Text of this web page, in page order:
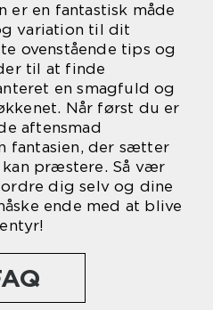
er en fantastisk måde
variation til dit
ovenstående tips og
til at finde
en smagfuld og
Når først du er
aftensmad
fantasien, der sætter
præstere. Så vær
dig selv og dine
ende med at blive